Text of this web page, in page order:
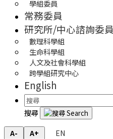
學組委員
常務委員
研究所/中心諮詢委員
數理科學組
生命科學組
人文及社會科學組
跨學組研究中心
English
搜尋
A- A+
EN